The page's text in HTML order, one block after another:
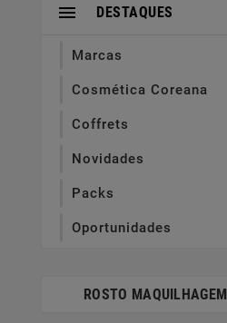
DESTAQUES

Marcas
Cosmética Coreana
Coffrets
Novidades
Packs
Oportunidades
ROSTO MAQUILHAGEM